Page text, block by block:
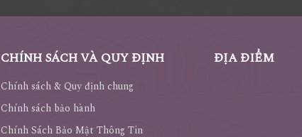
CHÍNH SÁCH VÀ QUY ĐỊNH
Chính sách & Quy định chung
Chính sách bảo hành
Chính Sách Bảo Mật Thông Tin
ĐỊA ĐIỂM